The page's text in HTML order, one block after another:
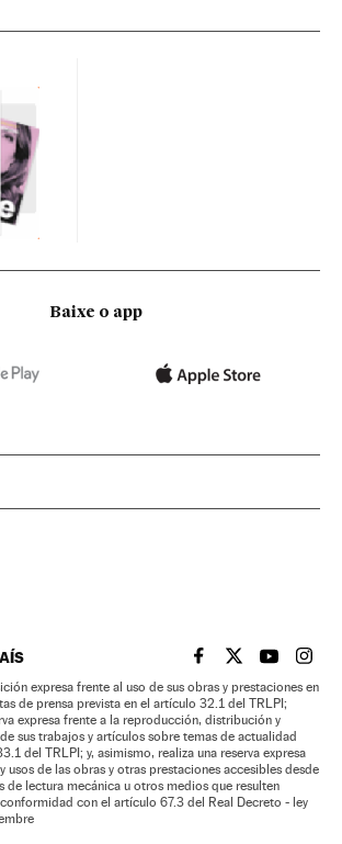
Baixe o app
EL PAÍS BRASIL EN
EL PAÍSEL PAÍS
EL
expresa frente al uso de sus obras y prestaciones en
de prensa prevista en el artículo 32.1 del TRLPI;
expresa frente a la reproducción, distribución y
sus trabajos y artículos sobre temas de actualidad
del TRLPI; y, asimismo, realiza una reserva expresa
usos de las obras y otras prestaciones accesibles desde
de lectura mecánica u otros medios que resulten
con el artículo 67.3 del Real Decreto - ley